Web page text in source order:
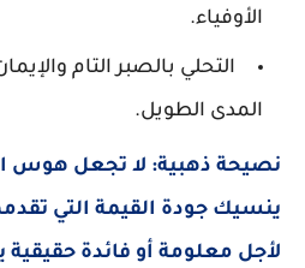
الأوفياء.
التحلي بالصبر التام
المدى الطويل.
نصيحة ذهبية: لا تجعل هوس
ينسيك جودة القيمة التي
لأجل معلومة أو فائدة